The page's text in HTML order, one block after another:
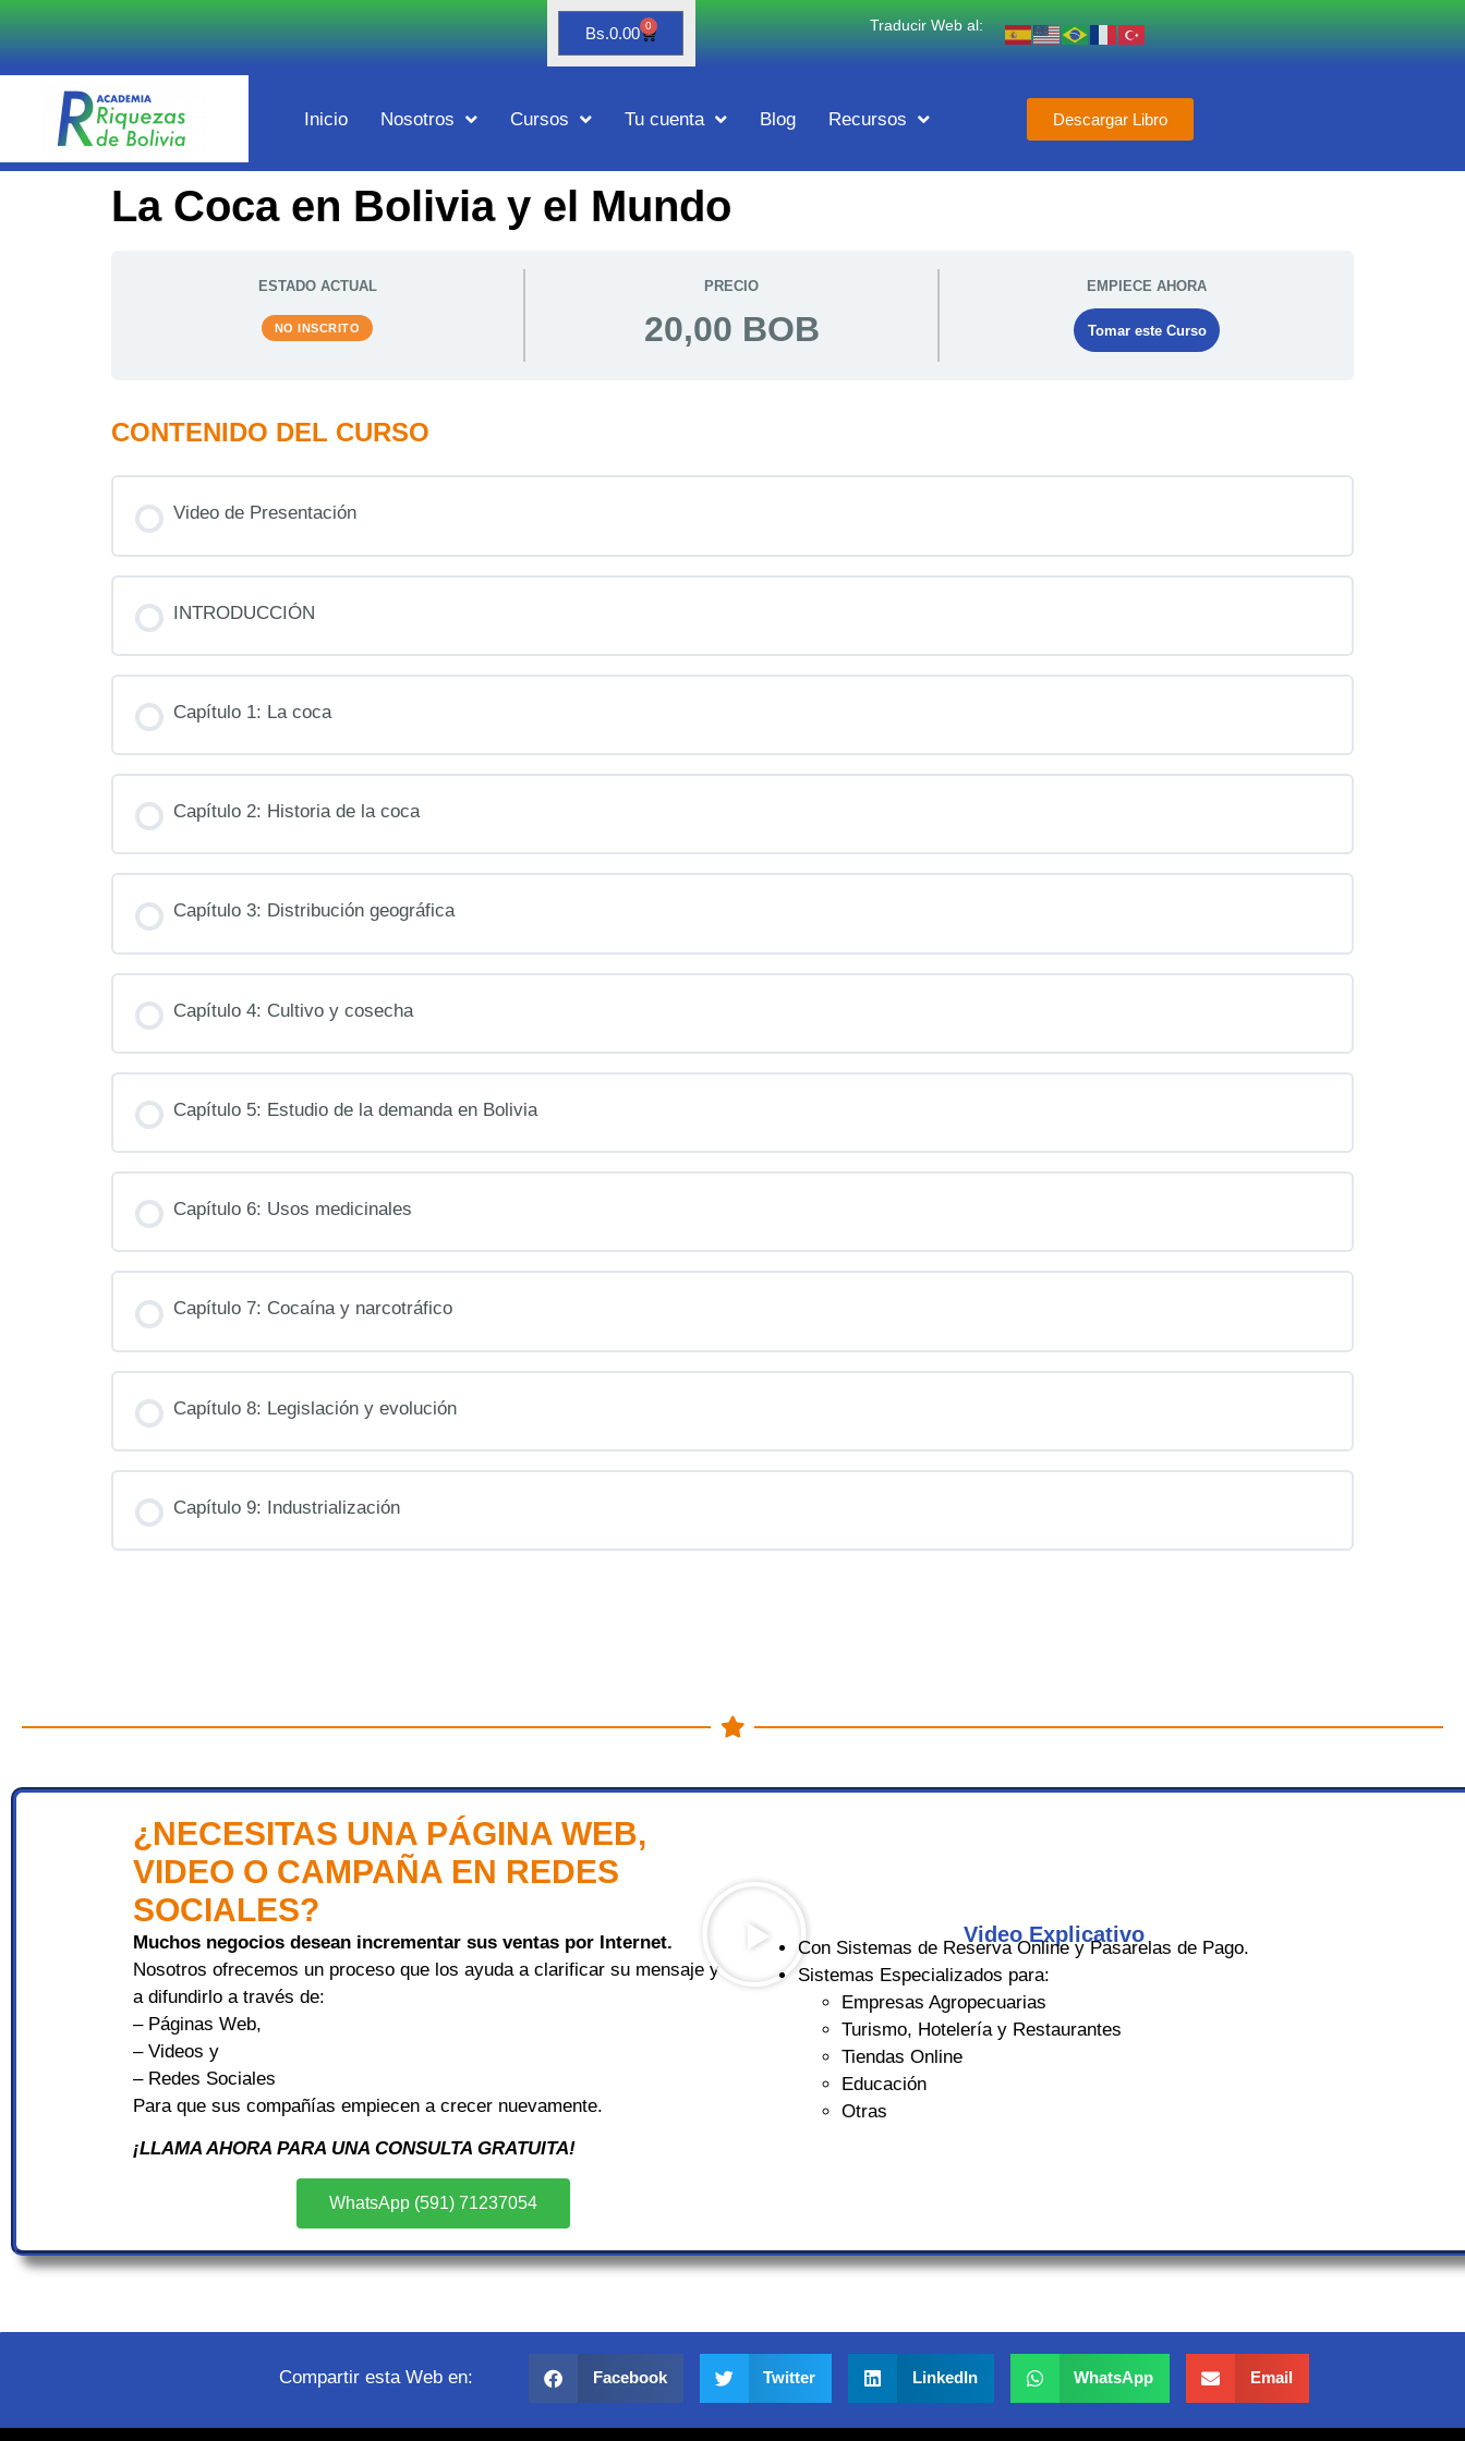
Bs.0.00 0 Traducir Web al:
Inicio Nosotros Cursos Tu cuenta Blog Recursos Descargar Libro
La Coca en Bolivia y el Mundo
ESTADO ACTUAL
NO INSCRITO
PRECIO
20,00 BOB
EMPIECE AHORA
Tomar este Curso
CONTENIDO DEL CURSO
Video de Presentación
INTRODUCCIÓN
Capítulo 1: La coca
Capítulo 2: Historia de la coca
Capítulo 3: Distribución geográfica
Capítulo 4: Cultivo y cosecha
Capítulo 5: Estudio de la demanda en Bolivia
Capítulo 6: Usos medicinales
Capítulo 7: Cocaína y narcotráfico
Capítulo 8: Legislación y evolución
Capítulo 9: Industrialización
¿NECESITAS UNA PÁGINA WEB,
VIDEO O CAMPAÑA EN REDES
SOCIALES?
Muchos negocios desean incrementar sus ventas por Internet.
Nosotros ofrecemos un proceso que los ayuda a clarificar su mensaje y
a difundirlo a través de:
– Páginas Web,
– Videos y
– Redes Sociales
Para que sus compañías empiecen a crecer nuevamente.
¡LLAMA AHORA PARA UNA CONSULTA GRATUITA!
WhatsApp (591) 71237054
Video Explicativo
Con Sistemas de Reserva Online y Pasarelas de Pago.
Sistemas Especializados para:
Empresas Agropecuarias
Turismo, Hotelería y Restaurantes
Tiendas Online
Educación
Otras
Compartir esta Web en: Facebook Twitter LinkedIn WhatsApp Email